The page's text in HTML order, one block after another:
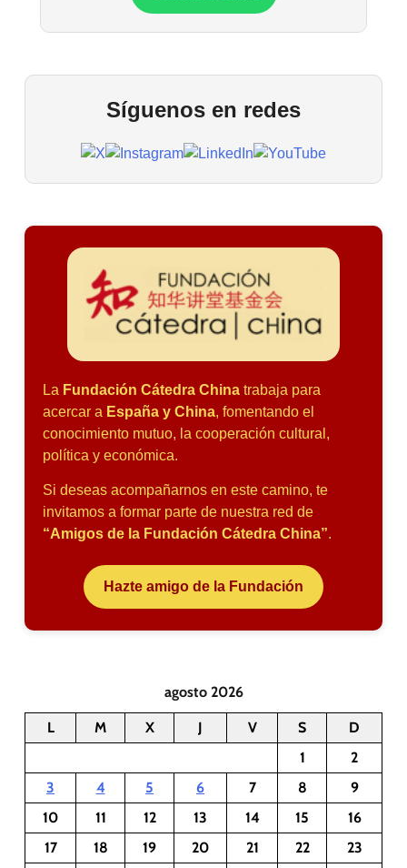
Síguenos en redes
La Fundación Cátedra China trabaja para
acercar a España y China, fomentando el
conocimiento mutuo, la cooperación cultural,
política y económica.
Si deseas acompañarnos en este camino, te
invitamos a formar parte de nuestra red de
“Amigos de la Fundación Cátedra China”.
Hazte amigo de la Fundación
agosto 2026
L M X J V S
D
1
2
3
4 5 6 7 8
9
10
11 12 13 14 15
16
17
18 19 20 21 22
23